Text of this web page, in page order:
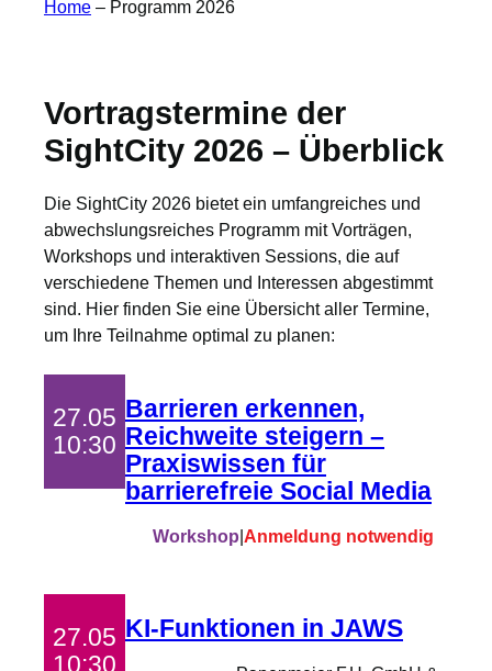
Home – Programm 2026
Vortragstermine der
SightCity 2026 – Überblick
Die SightCity 2026 bietet ein umfangreiches und
abwechslungsreiches Programm mit Vorträgen,
Workshops und interaktiven Sessions, die auf
verschiedene Themen und Interessen abgestimmt
sind. Hier finden Sie eine Übersicht aller Termine,
um Ihre Teilnahme optimal zu planen:
27.05
10:30
Barrieren erkennen,
Reichweite steigern –
Praxiswissen für
barrierefreie Social Media
Workshop Anmeldung notwendig
27.05
10:30
KI-Funktionen in JAWS